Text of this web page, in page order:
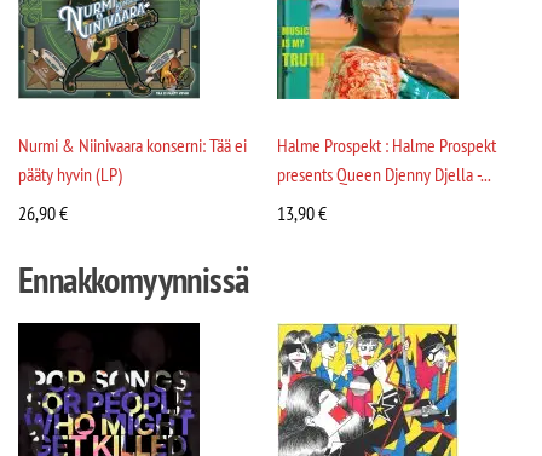
Nurmi & Niinivaara konserni: Tää ei
pääty hyvin (LP)
26,90€
Halme Prospekt : Halme Prospekt
presents Queen Djenny Djella -...
13,90€
Ennakkomyynnissä